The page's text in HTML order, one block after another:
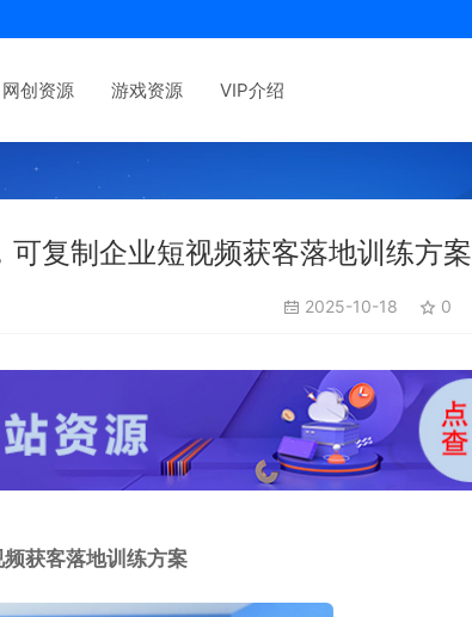
网创资源 游戏资源 VIP介绍
复制企业短视频获客落地训练方案
2025-10-18 0
获客落地训练方案